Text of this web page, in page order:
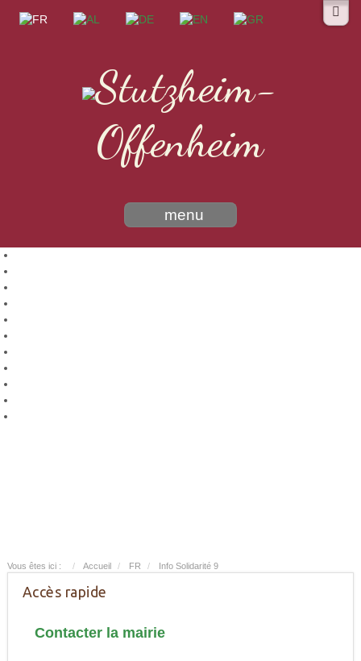
Stutzheim-
Offenheim
menu
Vous êtes ici : Accueil FR Info Solidarité 9
Accès rapide
Contacter la mairie